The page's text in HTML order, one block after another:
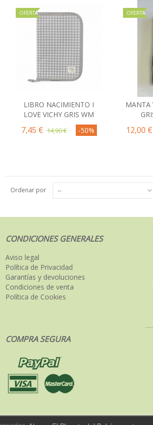
OFERTA
Comprar
LIBRO NACIMIENTO I
LOVE VICHY GRIS WM
7,45 € 14,90 € -50%
OFERTA
MANTA
12,00 €
Ordenar por --
CONDICIONES GENERALES
Aviso legal
Política de Privacidad
Garantías y devoluciones
Condiciones de venta
Política de Cookies
COMPRA SEGURA